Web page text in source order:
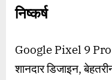
निष्कर्ष
Google Pixel 9
शानदार डिजाइन,